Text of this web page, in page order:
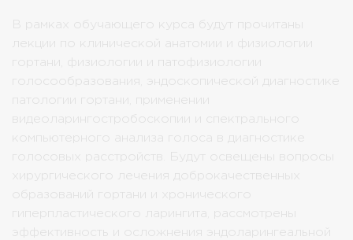
В рамках обучающего курса будут прочитаны
лекции по клинической анатомии и физиологии
гортани, физиологии и патофизиологии
голосообразования, эндоскопической диагностике
патологии гортани, применении
видеоларингостробоскопии и спектрального
компьютерного анализа голоса в диагностике
голосовых расстройств. Будут освещены вопросы
хирургического лечения доброкачественных
образований гортани и хронического
гиперпластического ларингита, рассмотрены
эффективность и осложнения эндоларингеальной